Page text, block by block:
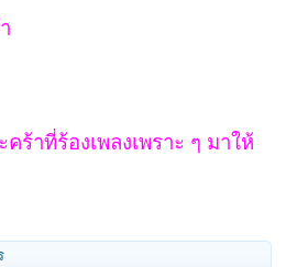
าที่ร้องเพลงเพราะ ๆ มาให้